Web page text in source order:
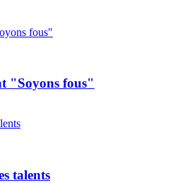
"Soyons fous"
talents